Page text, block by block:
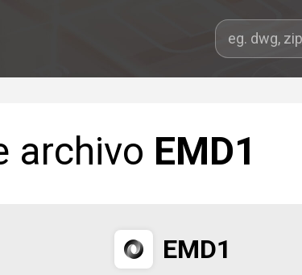
archivo EMD1
EMD1